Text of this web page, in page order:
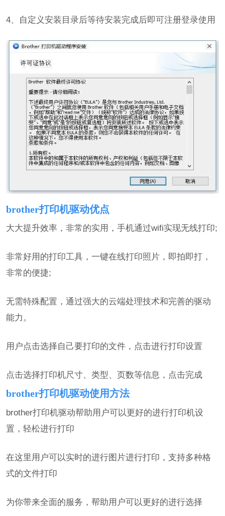
4、自定义安装目录后等待安装完成后即可注册登录使用
brother打印机驱动优点
大大提升效率，非常的实用，手机通过wifi实现无线打印;
非常好用的打印工具，一键在线打印照片，即拍即打，
非常的便捷;
无需特殊配置，通过强大的云端处理技术和完善的驱动
能力。
用户点击选择自己要打印的文件，点击进行打印设置
点击选择打印机尺寸、类型、页数等信息，点击完成
brother打印机驱动使用方法
brother打印机驱动帮助用户可以更好的进行打印机设
置，轻松进行打印
在这里用户可以实时的进行图片进行打印，支持多种格
式的文件打印
为你带来全面的服务，帮助用户可以更好的进行选择